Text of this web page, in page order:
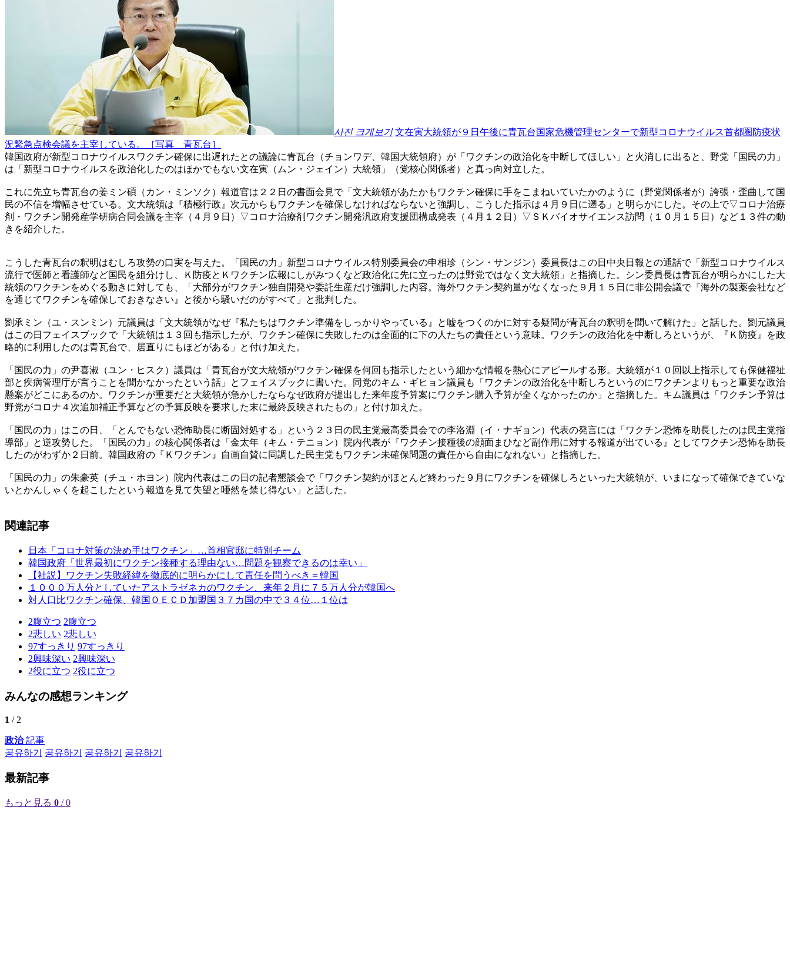
사진 크게보기 文在寅大統領が９日午後に青瓦台国家危機管理センターで新型コロナウイルス首都圏防疫状
況緊急点検会議を主宰している。［写真 青瓦台］
韓国政府が新型コロナウイルスワクチン確保に出遅れたとの議論に青瓦台（チョンワデ、韓国大統領府）が「ワクチンの政治化を中断してほしい」と火消しに出ると、野党「国民の力」
は「新型コロナウイルスを政治化したのはほかでもない文在寅（ムン・ジェイン）大統領」（党核心関係者）と真っ向対立した。
これに先立ち青瓦台の姜ミン碩（カン・ミンソク）報道官は２２日の書面会見で「文大統領があたかもワクチン確保に手をこまねいていたかのように（野党関係者が）誇張・歪曲して国
民の不信を増幅させている。文大統領は『積極行政』次元からもワクチンを確保しなければならないと強調し、こうした指示は４月９日に遡る」と明らかにした。その上で▽コロナ治療
剤・ワクチン開発産学研病合同会議を主宰（４月９日）▽コロナ治療剤ワクチン開発汎政府支援団構成発表（４月１２日）▽ＳＫバイオサイエンス訪問（１０月１５日）など１３件の動
きを紹介した。
こうした青瓦台の釈明はむしろ攻勢の口実を与えた。「国民の力」新型コロナウイルス特別委員会の申相珍（シン・サンジン）委員長はこの日中央日報との通話で「新型コロナウイルス
流行で医師と看護師など国民を組分けし、Ｋ防疫とＫワクチン広報にしがみつくなど政治化に先に立ったのは野党ではなく文大統領」と指摘した。シン委員長は青瓦台が明らかにした大
統領のワクチンをめぐる動きに対しても、「大部分がワクチン独自開発や委託生産だけ強調した内容。海外ワクチン契約量がなくなった９月１５日に非公開会議で『海外の製薬会社など
を通じてワクチンを確保しておきなさい』と後から騒いだのがすべて」と批判した。
劉承ミン（ユ・スンミン）元議員は「文大統領がなぜ『私たちはワクチン準備をしっかりやっている』と嘘をつくのかに対する疑問が青瓦台の釈明を聞いて解けた」と話した。劉元議員
はこの日フェイスブックで「大統領は１３回も指示したが、ワクチン確保に失敗したのは全面的に下の人たちの責任という意味。ワクチンの政治化を中断しろというが、『Ｋ防疫』を政
略的に利用したのは青瓦台で、居直りにもほどがある」と付け加えた。
「国民の力」の尹喜淑（ユン・ヒスク）議員は「青瓦台が文大統領がワクチン確保を何回も指示したという細かな情報を熱心にアピールする形。大統領が１０回以上指示しても保健福祉
部と疾病管理庁が言うことを聞かなかったという話」とフェイスブックに書いた。同党のキム・ギヒョン議員も「ワクチンの政治化を中断しろというのにワクチンよりもっと重要な政治
懸案がどこにあるのか。ワクチンが重要だと大統領が急かしたならなぜ政府が提出した来年度予算案にワクチン購入予算が全くなかったのか」と指摘した。キム議員は「ワクチン予算は
野党がコロナ４次追加補正予算などの予算反映を要求した末に最終反映されたもの」と付け加えた。
「国民の力」はこの日、「とんでもない恐怖助長に断固対処する」という２３日の民主党最高委員会での李洛淵（イ・ナギョン）代表の発言には「ワクチン恐怖を助長したのは民主党指
導部」と逆攻勢した。「国民の力」の核心関係者は「金太年（キム・テニョン）院内代表が『ワクチン接種後の顔面まひなど副作用に対する報道が出ている』としてワクチン恐怖を助長
したのがわずか２日前。韓国政府の『Ｋワクチン』自画自賛に同調した民主党もワクチン未確保問題の責任から自由になれない」と指摘した。
「国民の力」の朱豪英（チュ・ホヨン）院内代表はこの日の記者懇談会で「ワクチン契約がほとんど終わった９月にワクチンを確保しろといった大統領が、いまになって確保できていな
いとかんしゃくを起こしたという報道を見て失望と唖然を禁じ得ない」と話した。
関連記事
日本「コロナ対策の決め手はワクチン」…首相官邸に特別チーム
韓国政府「世界最初にワクチン接種する理由ない…問題を観察できるのは幸い」
【社説】ワクチン失敗経緯を徹底的に明らかにして責任を問うべき＝韓国
１０００万人分としていたアストラゼネカのワクチン、来年２月に７５万人分が韓国へ
対人口比ワクチン確保、韓国ＯＥＣＤ加盟国３７カ国の中で３４位…１位は
2腹立つ 2腹立つ
2悲しい 2悲しい
97すっきり 97すっきり
2興味深い 2興味深い
2役に立つ 2役に立つ
みんなの感想ランキング
1 / 2
政治記事
공유하기
공유하기 공유하기 공유하기
最新記事
もっと見る 0 / 0